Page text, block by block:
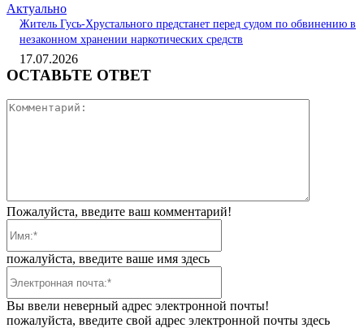
Актуально
Житель Гусь-Хрустального предстанет перед судом по обвинению в
незаконном хранении наркотических средств
17.07.2026
ОСТАВЬТЕ ОТВЕТ
Пожалуйста, введите ваш комментарий!
пожалуйста, введите ваше имя здесь
Вы ввели неверный адрес электронной почты!
пожалуйста, введите свой адрес электронной почты здесь